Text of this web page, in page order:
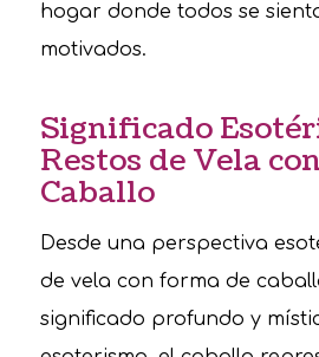
hogar donde todos se
motivados.
Significado
Restos de Vela
Caballo
Desde una perspectiva
de vela con forma de
significado profundo y